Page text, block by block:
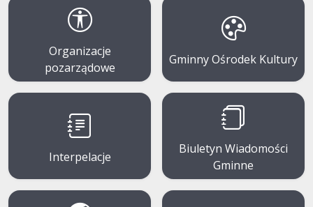
Organizacje
pozarządowe
Gminny Ośrodek Kultury
Interpelacje
Biuletyn Wiadomości
Gminne